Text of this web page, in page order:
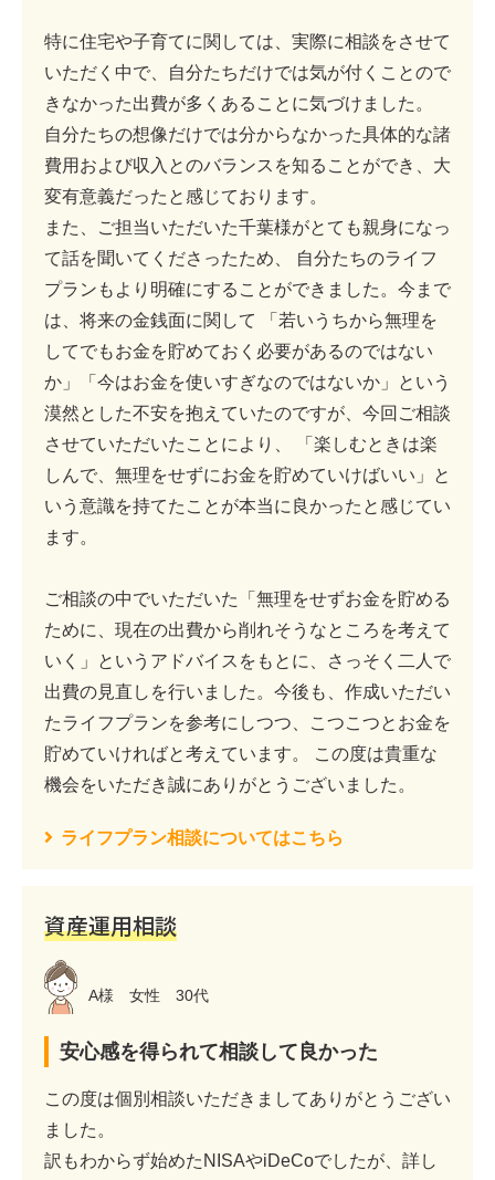
特に住宅や子育てに関しては、実際に相談をさせて
いただく中で、自分たちだけでは気が付くことので
きなかった出費が多くあることに気づけました。
自分たちの想像だけでは分からなかった具体的な諸
費用および収入とのバランスを知ることができ、大
変有意義だったと感じております。
また、ご担当いただいた千葉様がとても親身になっ
て話を聞いてくださったため、 自分たちのライフ
プランもより明確にすることができました。今まで
は、将来の金銭面に関して 「若いうちから無理を
してでもお金を貯めておく必要があるのではない
か」「今はお金を使いすぎなのではないか」という
漠然とした不安を抱えていたのですが、今回ご相談
させていただいたことにより、 「楽しむときは楽
しんで、無理をせずにお金を貯めていけばいい」と
いう意識を持てたことが本当に良かったと感じてい
ます。
ご相談の中でいただいた「無理をせずお金を貯める
ために、現在の出費から削れそうなところを考えて
いく」というアドバイスをもとに、さっそく二人で
出費の見直しを行いました。今後も、作成いただい
たライフプランを参考にしつつ、こつこつとお金を
貯めていければと考えています。 この度は貴重な
機会をいただき誠にありがとうございました。
ライフプラン相談についてはこちら
資産運用相談
A様 女性 30代
安心感を得られて相談して良かった
この度は個別相談いただきましてありがとうござい
ました。
訳もわからず始めたNISAやiDeCoでしたが、詳し